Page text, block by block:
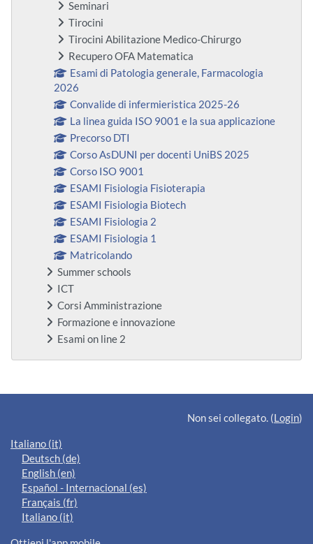
Seminari
Tirocini
Tirocini Abilitazione Medico-Chirurgo
Recupero OFA Matematica
Esami di Patologia generale, Farmacologia
2026
Convalide di infermieristica 2025-26
La linea guida ISO 9001 e la sua applicazione
Precorso DTI
Corso AsDUNI per docenti UniBS 2025
Corso ISO 9001
ESAMI Fisiologia Fisioterapia
ESAMI Fisiologia Biotech
ESAMI Fisiologia 2
ESAMI Fisiologia 1
Matricolando
Summer schools
ICT
Corsi Amministrazione
Formazione e innovazione
Esami on line 2
Blocchi supplementari
Non sei collegato. (Login)
Italiano ‎(it)‎
Deutsch ‎(de)‎
English ‎(en)‎
Español - Internacional ‎(es)‎
Français ‎(fr)‎
Italiano ‎(it)‎